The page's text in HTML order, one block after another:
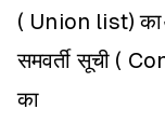
( Union list)
समवर्ती सूची (
का